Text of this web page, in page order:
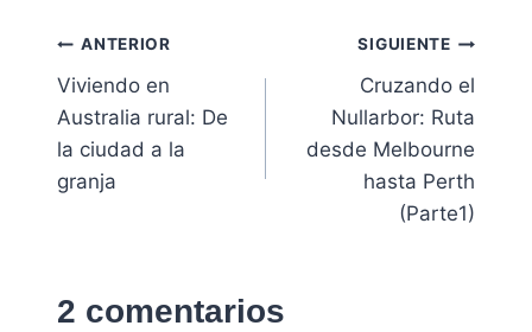
Navegación
de
entradas
ANTERIOR
Viviendo en
Australia rural: De
la ciudad a la
granja
SIGUIENTE
Cruzando el
Nullarbor: Ruta
desde Melbourne
hasta Perth
(Parte1)
2 comentarios